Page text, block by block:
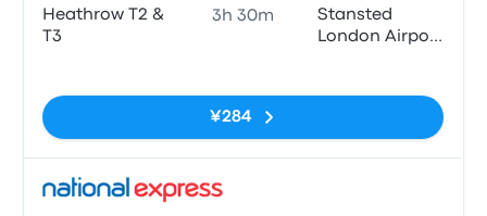
Heathrow T2 &
T3
3h 30m
Stansted
London Airport
¥284